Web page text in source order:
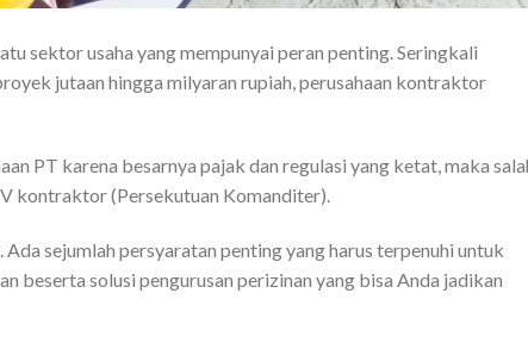
sektor usaha yang mempunyai peran penting. Seringkali
jutaan hingga milyaran rupiah, perusahaan kontraktor
PT karena besarnya pajak dan regulasi yang ketat, maka
kontraktor (Persekutuan Komanditer).
sejumlah persyaratan penting yang harus terpenuhi untuk
beserta solusi pengurusan perizinan yang bisa Anda jadikan